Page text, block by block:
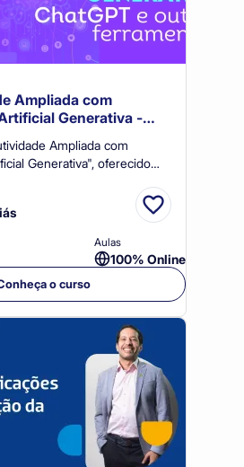
Ampliada com
Generativa -
ferramentas
Ampliada com
Generativa", oferecido
de IAs generativas ao
e da produtividade das
Aulas
100% Online
o curso